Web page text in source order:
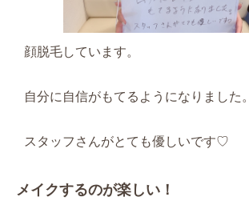
顔脱毛しています。
自分に自信がもてるようになりました。
スタッフさんがとても優しいです♡
メイクするのが楽しい！